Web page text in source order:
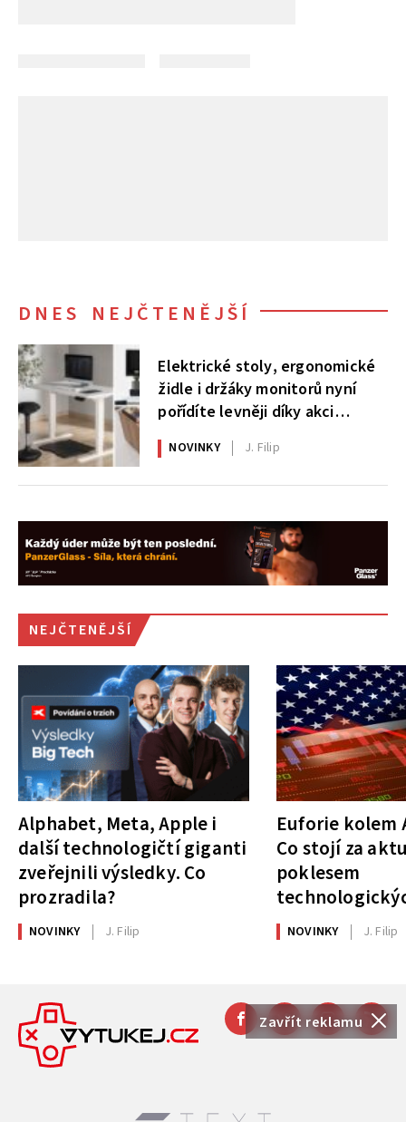
Zavřít reklamu
DNES NEJČTENĚJŠÍ
Elektrické stoly, ergonomické
židle i držáky monitorů nyní
pořídíte levněji díky akci
AlzaErgo
NOVINKY J. Filip
NEJČTENĚJŠÍ
Alphabet, Meta, Apple i
další technologičtí giganti
zveřejnili výsledky. Co
prozradila?
NOVINKY J. Filip
Euforie kolem
Co stojí za
poklesem
NOVINKY J. Filip